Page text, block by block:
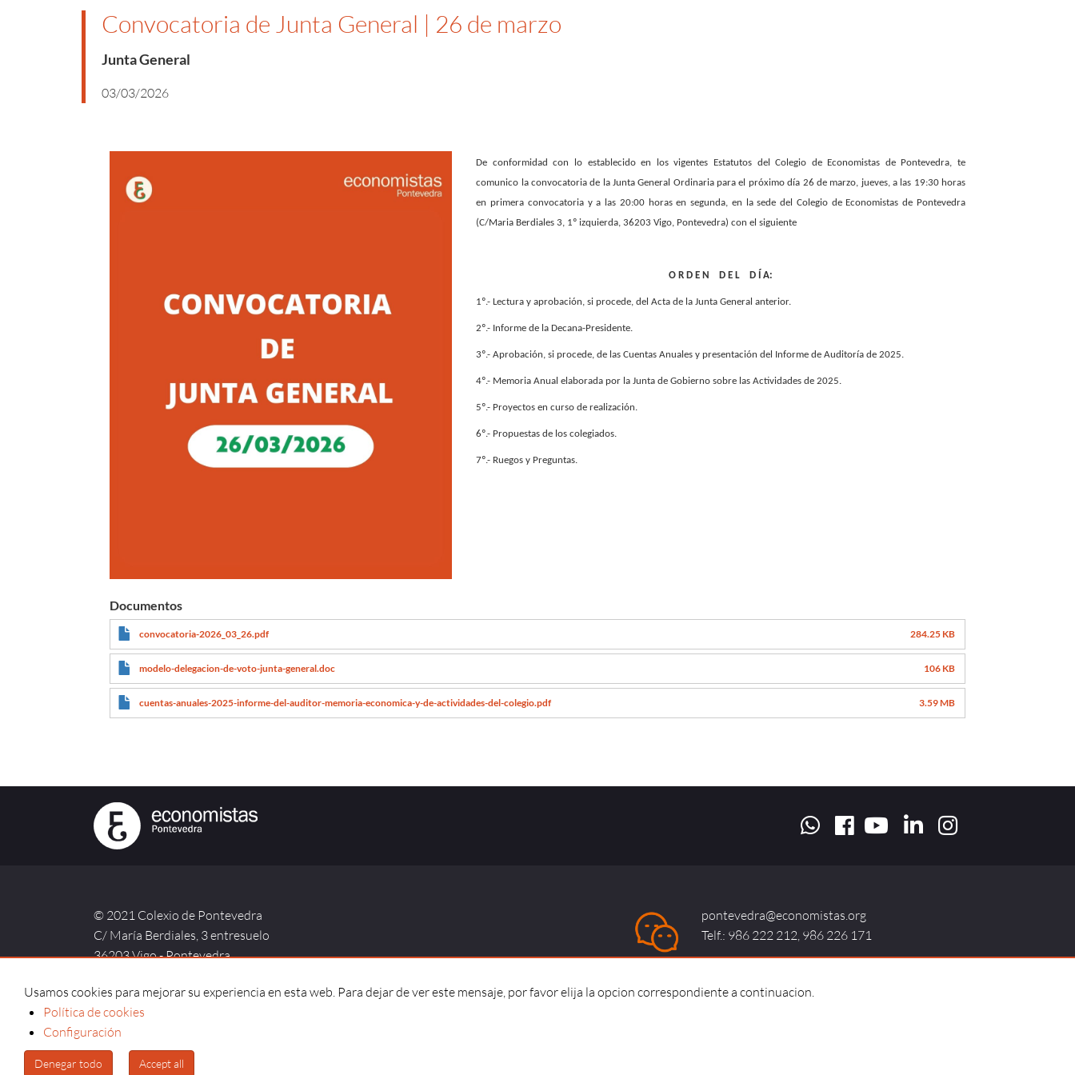
Convocatoria de Junta General | 26 de marzo
Junta General
03/03/2026
De conformidad con lo establecido en los vigentes Estatutos del Colegio de Economistas de Pontevedra, te
comunico la convocatoria de la Junta General Ordinaria para el próximo día 26 de marzo, jueves, a las 19:30 horas
en primera convocatoria y a las 20:00 horas en segunda, en la sede del Colegio de Economistas de Pontevedra
(C/Maria Berdiales 3, 1º izquierda, 36203 Vigo, Pontevedra)con el siguiente
O R D E N D E L D Í A:
1º.- Lectura y aprobación, si procede, del Acta de la Junta General anterior.
2º.- Informe de la Decana-Presidente.
3º.- Aprobación, si procede, de las Cuentas Anuales y presentación del Informe de Auditoría de 2025.
4º.- Memoria Anual elaborada por la Junta de Gobierno sobre las Actividades de 2025.
5º.- Proyectos en curso de realización.
6º.- Propuestas de los colegiados.
7º.- Ruegos y Preguntas.
Documentos
convocatoria-2026_03_26.pdf 284.25 KB
modelo-delegacion-de-voto-junta-general.doc 106 KB
cuentas-anuales-2025-informe-del-auditor-memoria-economica-y-de-actividades-del-colegio.pdf 3.59 MB
Usamos cookies para mejorar su experiencia en esta web. Para dejar de ver este mensaje, por favor elija la opcion correspondiente a continuacion.
Política de cookies
Configuración
Denegar todo Accept all
© 2021 Colexio de Pontevedra
C/ María Berdiales, 3 entresuelo
36203 Vigo - Pontevedra
pontevedra@economistas.org
Telf.: 986 222 212, 986 226 171
Aviso legal |